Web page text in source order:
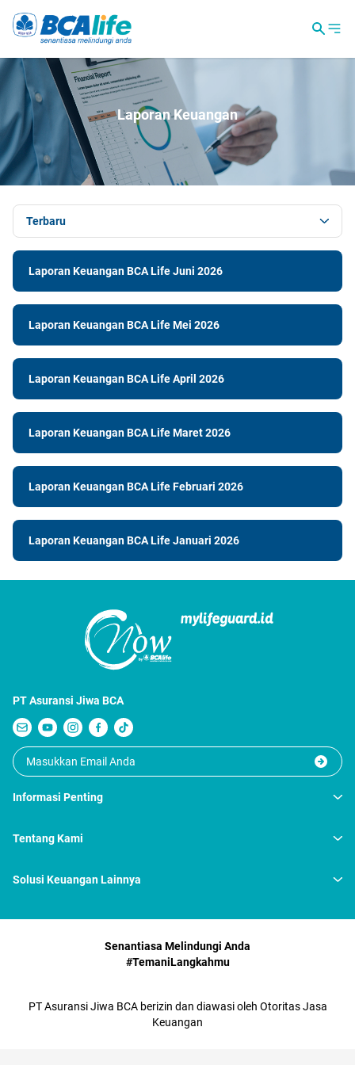
Laporan Keuangan
Terbaru
Laporan Keuangan BCA Life Juni 2026
Laporan Keuangan BCA Life Mei 2026
Laporan Keuangan BCA Life April 2026
Laporan Keuangan BCA Life Maret 2026
Laporan Keuangan BCA Life Februari 2026
Laporan Keuangan BCA Life Januari 2026
PT Asuransi Jiwa BCA
Informasi Penting
Tentang Kami
Solusi Keuangan Lainnya
Senantiasa Melindungi Anda
#TemaniLangkahmu
PT Asuransi Jiwa BCA berizin dan diawasi oleh Otoritas Jasa
Keuangan